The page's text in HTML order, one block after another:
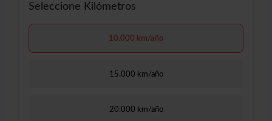
Seleccione Kilómetros
10.000 km/año
15.000 km/año
20.000 km/año